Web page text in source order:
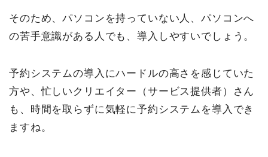
そのため、パソコンを持っていない人、パソコンへ
の苦手意識がある人でも、導入しやすいでしょう。
予約システムの導入にハードルの高さを感じていた
方や、忙しいクリエイター（サービス提供者）さん
も、時間を取らずに気軽に予約システムを導入でき
ますね。